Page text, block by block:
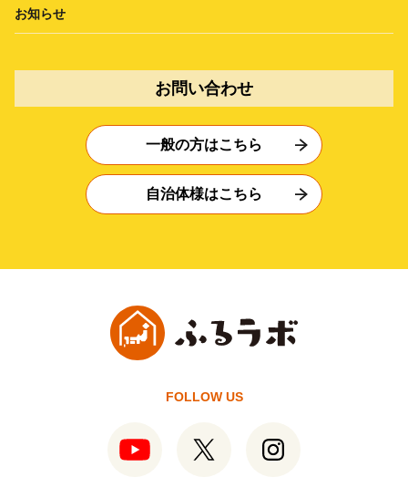
お知らせ
お問い合わせ
一般の方はこちら
自治体様はこちら
FOLLOW US